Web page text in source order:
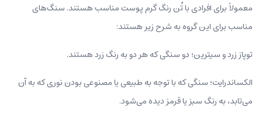
معمولاً برای افرادی با تُن رنگ گرم پوست مناسب هستند. سنگ‌های
مناسب برای این گروه به شرح زیر هستند:
توپاز زرد و سیترین؛ دو سنگی که هر دو به رنگ زرد هستند.
الکساندرایت؛ سنگی که با توجه به طبیعی یا مصنوعی بودن نوری که به آن
می‌تابد، به رنگ سبز یا قرمز دیده می‌شود.